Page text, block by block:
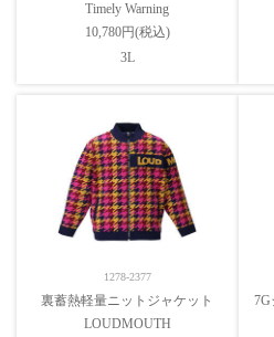
Timely Warning
10,780円(税込)
3L
1278-2377
裏蓄熱軽量ニットジャケット
LOUDMOUTH